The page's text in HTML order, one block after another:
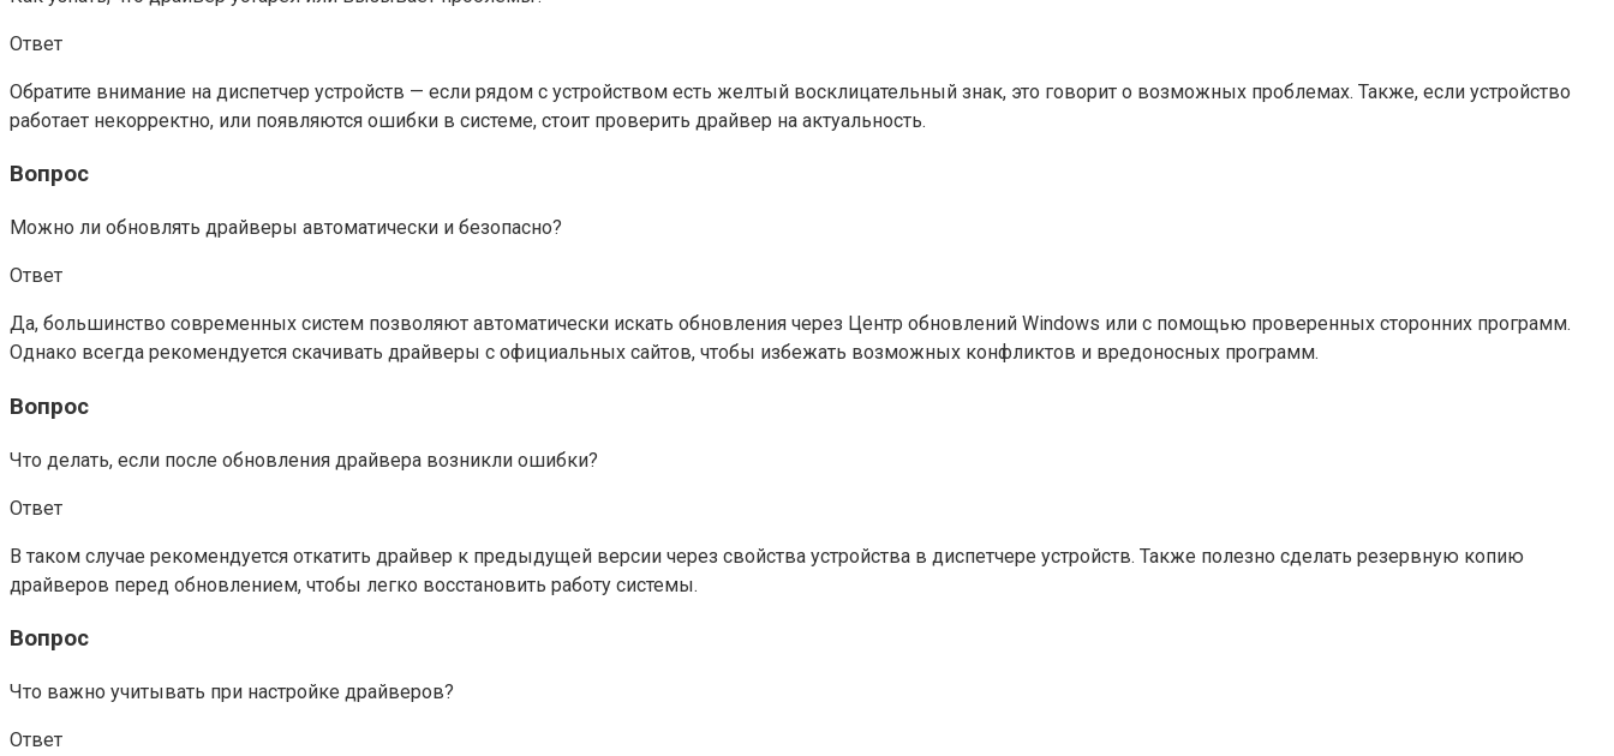
Ответ
Обратите внимание на диспетчер устройств — если рядом с устройством есть желтый восклицательный знак, это говорит о возможных проблемах. Также, если устройство
работает некорректно, или появляются ошибки в системе, стоит проверить драйвер на актуальность.
Вопрос
Можно ли обновлять драйверы автоматически и безопасно?
Ответ
Да, большинство современных систем позволяют автоматически искать обновления через Центр обновлений Windows или с помощью проверенных сторонних программ.
Однако всегда рекомендуется скачивать драйверы с официальных сайтов, чтобы избежать возможных конфликтов и вредоносных программ.
Вопрос
Что делать, если после обновления драйвера возникли ошибки?
Ответ
В таком случае рекомендуется откатить драйвер к предыдущей версии через свойства устройства в диспетчере устройств. Также полезно сделать резервную копию
драйверов перед обновлением, чтобы легко восстановить работу системы.
Вопрос
Что важно учитывать при настройке драйверов?
Ответ